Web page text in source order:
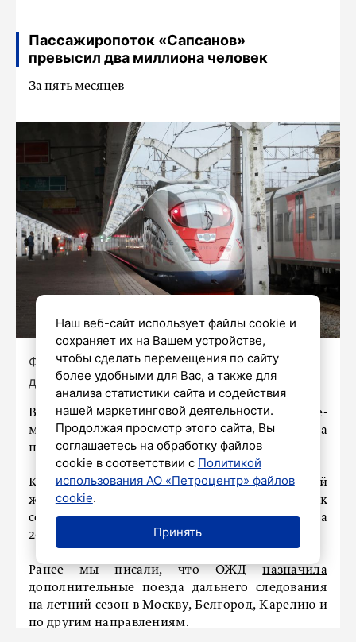
Пассажиропоток «Сапсанов»
превысил два миллиона человек
За пять месяцев
Фото: Александр Глуз / «Петербургский
дневник»
Высокоскоростные поезда «Сапсан» в январе-
мае 2026 года перевезли более 2,1 миллиона
пассажиров.
Как сообщили в пресс-службе Октябрьской
железной дороги (ОЖД), пассажиропоток
сохранился на уровне аналогичного периода
2025 года.
Ранее мы писали, что ОЖДназначила
дополнительные поезда дальнего следования
на летний сезон в Москву, Белгород, Карелию и
по другим направлениям.
Наш веб-сайт использует файлы cookie и
сохраняет их на Вашем устройстве,
чтобы сделать перемещения по сайту
более удобными для Вас, а также для
анализа статистики сайта и содействия
нашей маркетинговой деятельности.
Продолжая просмотр этого сайта, Вы
соглашаетесь на обработку файлов
cookie в соответствии с Политикой
использования АО «Петроцентр» файлов
cookie.
Принять